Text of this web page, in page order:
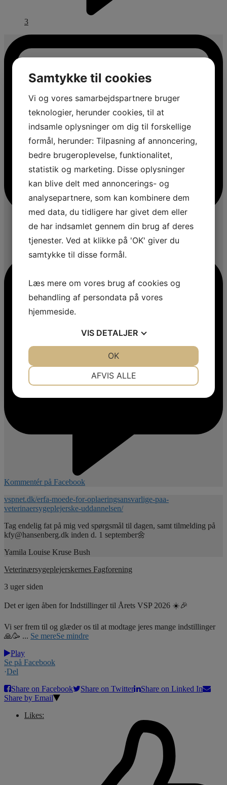
3
Kommentér på Facebook
vspnet.dk/erfa-moede-for-oplaeringsansvarlige-paa-
veterinaersygeplejerske-uddannelsen/
Tag endelig fat på mig ved spørgsmål til dagen, samt tilmelding på
kfy@hansenberg.dk inden d. 1 september🌼
Yamila Louise Kruse Bush
Veterinærsygeplejerskernes Fagforening
3 uger siden
Det er igen åben for Indstillinger til Årets VSP 2026 ☀️🎉
Vi ser frem til og glæder os til at modtage jeres mange indstillinger
🙏🥳 ... Se mereSe mindre
Play
Se på Facebook
·Del
Share on Facebook
Share on Twitter
Share on Linked In
Share by Email
Likes:
Samtykke til cookies
Vi og vores samarbejdspartnere bruger
teknologier, herunder cookies, til at
indsamle oplysninger om dig til forskellige
formål, herunder: Tilpasning af annoncering,
bedre brugeroplevelse, funktionalitet,
statistik og marketing. Disse oplysninger
kan blive delt med annoncerings- og
analysepartnere, som kan kombinere dem
med data, du tidligere har givet dem eller
de har indsamlet gennem din brug af deres
tjenester. Ved at klikke på 'OK' giver du
samtykke til disse formål.
Læs mere om vores brug af cookies og
behandling af persondata på vores
hjemmeside.
VIS DETALJER
AFVIS ALLE
OK